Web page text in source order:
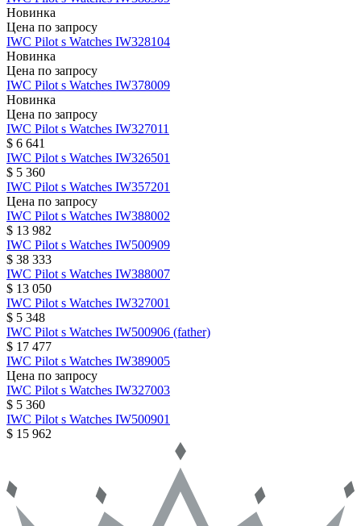
Новинка
Цена по запросу
IWC Pilot s Watches IW328104
Новинка
Цена по запросу
IWC Pilot s Watches IW378009
Новинка
Цена по запросу
IWC Pilot s Watches IW327011
$ 6 641
IWC Pilot s Watches IW326501
$ 5 360
IWC Pilot s Watches IW357201
Цена по запросу
IWC Pilot s Watches IW388002
$ 13 982
IWC Pilot s Watches IW500909
$ 38 333
IWC Pilot s Watches IW388007
$ 13 050
IWC Pilot s Watches IW327001
$ 5 348
IWC Pilot s Watches IW500906 (father)
$ 17 477
IWC Pilot s Watches IW389005
Цена по запросу
IWC Pilot s Watches IW327003
$ 5 360
IWC Pilot s Watches IW500901
$ 15 962